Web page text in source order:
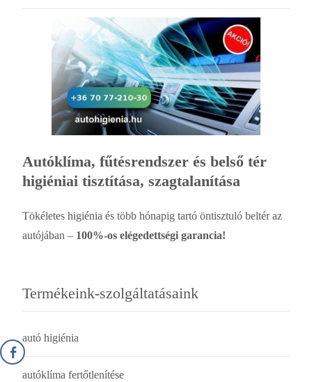
Autóklíma, fűtésrendszer és belső tér
higiéniai tisztítása, szagtalanítása
Tökéletes higiénia és több hónapig tartó öntisztuló beltér az
autójában – 100%-os elégedettségi garancia!
Termékeink-szolgáltatásaink
autó higiénia
autóklíma fertőtlenítése